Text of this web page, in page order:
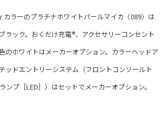
ラーのプラチナホワイトパールマイカ〈089〉は
ラック。おくだけ充電®、アクセサリーコンセント
のホワイトはメーカーオプション。カラーヘッドア
ッドエントリーシステム（フロントコンソールト
ンプ［LED］）はセットでメーカーオプション。